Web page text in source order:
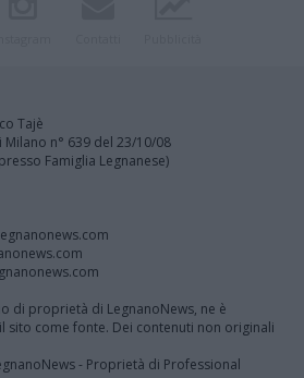
Tajè
n° 639 del 23/10/08
Famiglia Legnanese)
di proprietà di LegnanoNews, ne è
sito come fonte. Dei contenuti non originali
- Proprietà di Professional